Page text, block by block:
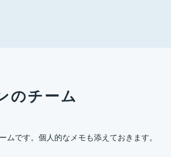
のチーム
です。個人的なメモも添えておきます。